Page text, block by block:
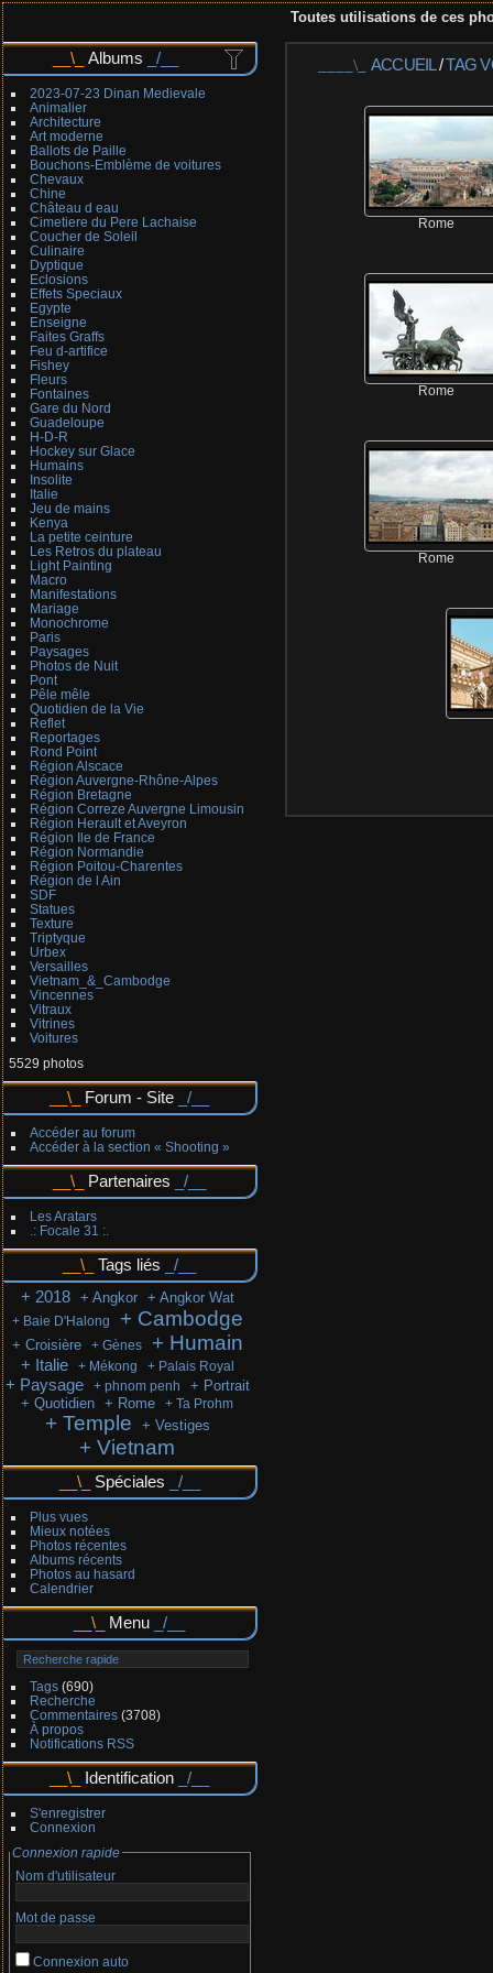
Toutes utilisations de ces
Albums
2023-07-23 Dinan Medievale
Animalier
Architecture
Art moderne
Ballots de Paille
Bouchons-Emblème de voitures
Chevaux
Chine
Château d eau
Cimetiere du Pere Lachaise
Coucher de Soleil
Culinaire
Dyptique
Eclosions
Effets Speciaux
Egypte
Enseigne
Faites Graffs
Feu d-artifice
Fishey
Fleurs
Fontaines
Gare du Nord
Guadeloupe
H-D-R
Hockey sur Glace
Humains
Insolite
Italie
Jeu de mains
Kenya
La petite ceinture
Les Retros du plateau
Light Painting
Macro
Manifestations
Mariage
Monochrome
Paris
Paysages
Photos de Nuit
Pont
Pêle mêle
Quotidien de la Vie
Reflet
Reportages
Rond Point
Région Alscace
Région Auvergne-Rhône-Alpes
Région Bretagne
Région Correze Auvergne Limousin
Région Herault et Aveyron
Région Ile de France
Région Normandie
Région Poitou-Charentes
Région de l Ain
SDF
Statues
Texture
Triptyque
Urbex
Versailles
Vietnam_&_Cambodge
Vincennes
Vitraux
Vitrines
Voitures
5529 photos
Forum - Site
Accéder au forum
Accéder à la section « Shooting »
Partenaires
Les Aratars
.: Focale 31 :.
Tags liés
+ 2018
+ Angkor + Angkor Wat
+ Baie D'Halong + Cambodge
+ Croisière + Gènes + Humain
+ Italie + Mékong + Palais Royal
+ Paysage + phnom penh
+ Portrait
+ Quotidien
+ Rome + Ta Prohm
+ Temple + Vestiges
+ Vietnam
Spéciales
Plus vues
Mieux notées
Photos récentes
Albums récents
Photos au hasard
Calendrier
Menu
Tags(690)
Recherche
Commentaires(3708)
À propos
Notifications RSS
Identification
S'enregistrer
Connexion
Connexion rapide
Nom d'utilisateur
Mot de passe
Connexion auto
ACCUEIL/TAG
Rome
Rome
Rome